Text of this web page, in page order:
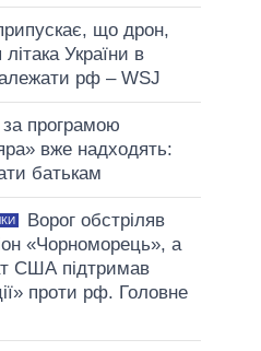
що дрон,
України в
рф – WSJ
програмою
вже надходять:
батькам
Ворог обстріляв
«Чорноморець», а
США підтримав
проти рф. Головне